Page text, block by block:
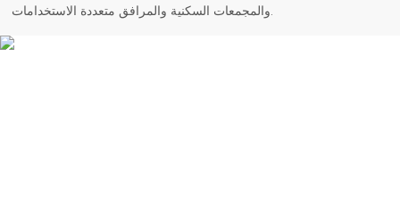
والمجمعات السكنية والمرافق متعددة الاستخدامات.